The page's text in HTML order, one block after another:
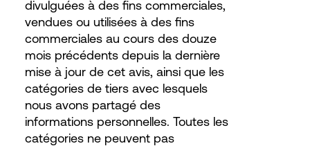
divulguées à des fins commerciales,
vendues ou utilisées à des fins
commerciales au cours des douze
mois précédents depuis la dernière
mise à jour de cet avis, ainsi que les
catégories de tiers avec lesquels
nous avons partagé des
informations personnelles. Toutes les
catégories ne peuvent pas